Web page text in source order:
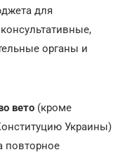
для
органы и
вето (кроме
Украины)
повторное